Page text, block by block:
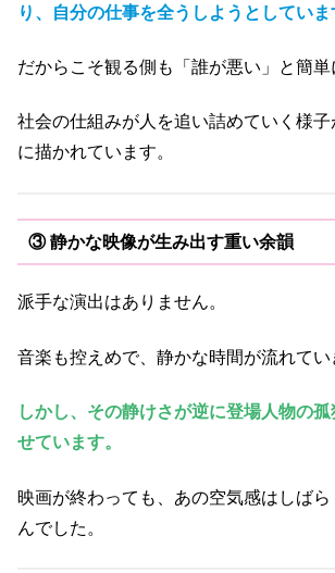
り、自分の仕事を全うしようとしていま
だからこそ観る側も「誰が悪い」と簡単
社会の仕組みが人を追い詰めていく様
に描かれています。
③ 静かな映像が生み出す重い余韻
派手な演出はありません。
音楽も控えめで、静かな時間が流れてい
しかし、その静けさが逆に登場人物の
せています。
映画が終わっても、あの空気感はしば
んでした。